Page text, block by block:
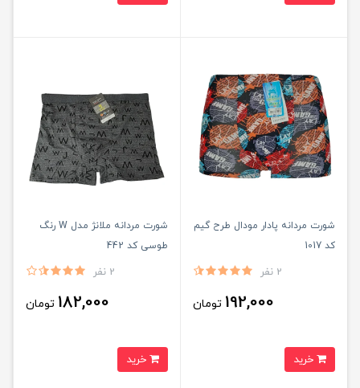
شورت مردانه پادار مودال طرح گیم
کد 1017
2 نفر
192,000 تومان
شورت مردانه ملانژ مدل W رنگ
طوسی کد 442
2 نفر
182,000 تومان